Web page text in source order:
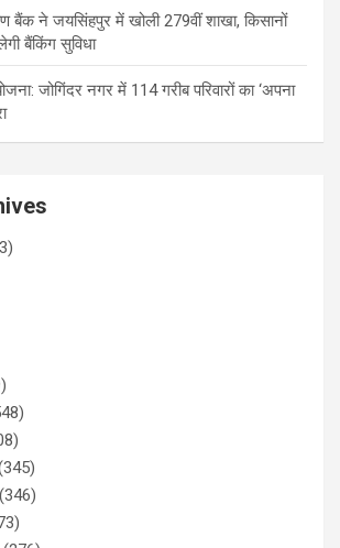
बैंक ने जयसिंहपुर में खोली 279वीं शाखा, किसानों
बैंकिंग सुविधा
जोगिंदर नगर में 114 गरीब परिवारों का ‘अपना
(346)